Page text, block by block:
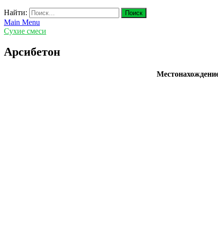
Найти:
Main Menu
Сухие смеси
Арсибетон